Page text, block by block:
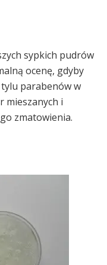
sypkich pudrów
ocenę, gdyby
tylu parabenów w
mieszanych i
zmatowienia.